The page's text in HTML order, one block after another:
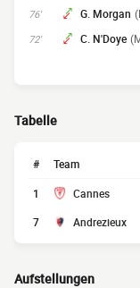
76' G. Morgan
72' C. N'Doye
Tabelle
# Team
1 Cannes
7
Andrezieux
Aufstellungen